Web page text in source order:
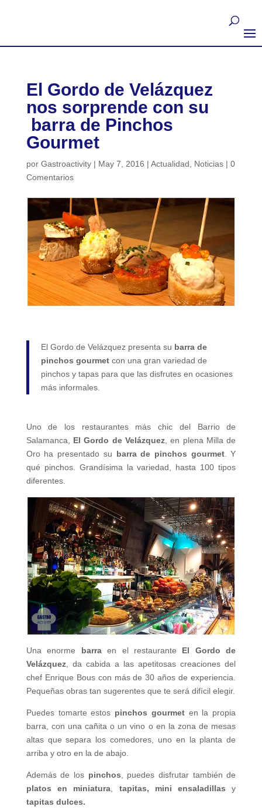
El Gordo de Velázquez
nos sorprende con su
barra de Pinchos
Gourmet
por Gastroactivity| May 7, 2016 | Actualidad Noticias| 0
Comentarios
El Gordo de Velázquez presenta su barra de
pinchos gourmetcon una gran variedad de
pinchos y tapas para que las disfrutes en ocasiones
más informales.
Uno de los restaurantes más chic del Barrio de
Salamanca, El Gordo de Velázquez , en plena Milla de
Oro ha presentado su barra de pinchos gourmet. Y
qué pinchos. Grandísima la variedad, hasta 100 tipos
diferentes.
Una enorme barraen el restaurante El Gordo de
Velázquez, da cabida a las apetitosas creaciones del
chef Enrique Bous con más de 30 años de experiencia.
Pequeñas obras tan sugerentes que te será difícil elegir.
Puedes tomarte estos pinchos gourmet en la propia
barra, con una cañita o un vino o en la zona de mesas
altas que separa los comedores, uno en la planta de
arriba y otro en la de abajo.
Además de los pinchos , puedes disfrutar también de
platos en miniatura
tapitas, mini ensaladillasy
tapitas dulces.